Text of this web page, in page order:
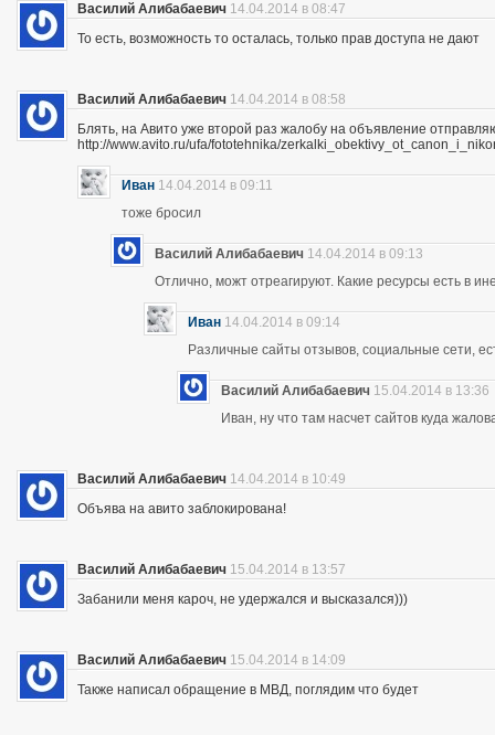
Василий Алибабаевич 14.04.2014 в 08:47
То есть, возможность то осталась, только прав доступа не дают
Василий Алибабаевич 14.04.2014 в 08:58
Блять, на Авито уже второй раз жалобу на объявление
http://www.avito.ru/ufa/fototehnika/
Иван 14.04.2014 в 09:11
тоже бросил
Василий Алибабаевич 14.04.2014 в 09:13
Отлично, можт отреагируют. Какие ресурсы есть в
Иван 14.04.2014 в 09:14
Различные сайты отзывов, социальные сети,
Василий Алибабаевич 15.04.2014 в 13:36
Иван, ну что там насчет сайтов куда
Василий Алибабаевич 14.04.2014 в 10:49
Объява на авито заблокирована!
Василий Алибабаевич 15.04.2014 в 13:57
Забанили меня кароч, не удержался и высказался)))
Василий Алибабаевич 15.04.2014 в 14:09
Также написал обращение в МВД, поглядим что будет